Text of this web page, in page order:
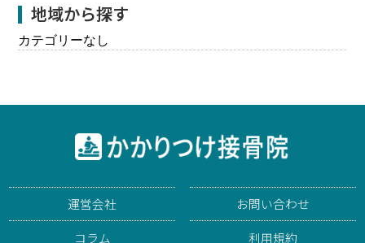
地域から探す
カテゴリーなし
運営会社
コラム
お問い合わせ
利用規約